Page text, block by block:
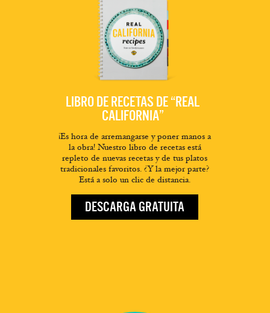
LIBRO DE RECETAS DE “REAL
CALIFORNIA”
¡Es hora de arremangarse y poner manos a
la obra! Nuestro libro de recetas está
repleto de nuevas recetas y de tus platos
tradicionales favoritos. ¿Y la mejor parte?
Está a solo un clic de distancia.
DESCARGA GRATUITA